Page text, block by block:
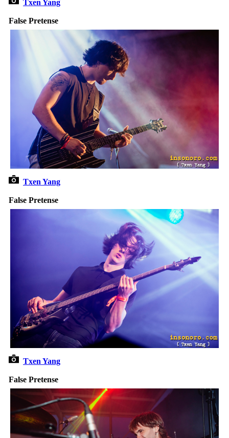
Txen Yang
False Pretense
Txen Yang
False Pretense
Txen Yang
False Pretense